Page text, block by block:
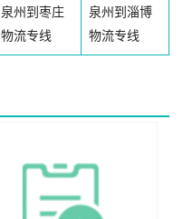
泉州到枣庄
物流专线
泉州到淄博
物流专线